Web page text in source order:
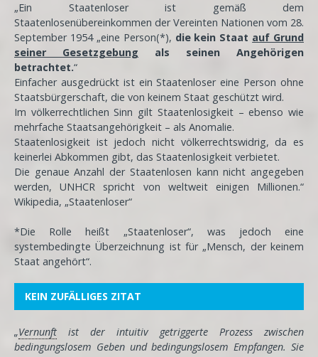
„Ein Staatenloser ist gemäß dem
Staatenlosenübereinkommen der Vereinten Nationen vom 28.
September 1954 „eine Person(*), die kein Staat auf Grund
seiner Gesetzgebung als seinen Angehörigen
betrachtet.“
Einfacher ausgedrückt ist ein Staatenloser eine Person ohne
Staatsbürgerschaft, die von keinem Staat geschützt wird.
Im völkerrechtlichen Sinn gilt Staatenlosigkeit – ebenso wie
mehrfache Staatsangehörigkeit – als Anomalie.
Staatenlosigkeit ist jedoch nicht völkerrechtswidrig, da es
keinerlei Abkommen gibt, das Staatenlosigkeit verbietet.
Die genaue Anzahl der Staatenlosen kann nicht angegeben
werden, UNHCR spricht von weltweit einigen Millionen.“
Wikipedia, „Staatenloser“
*Die Rolle heißt „Staatenloser“, was jedoch eine
systembedingte Überzeichnung ist für „Mensch, der keinem
Staat angehört“.
KEIN ZUFÄLLIGES ZITAT
„Vernunft ist der intuitiv getriggerte Prozess zwischen
bedingungslosem Geben und bedingungslosem Empfangen. Sie